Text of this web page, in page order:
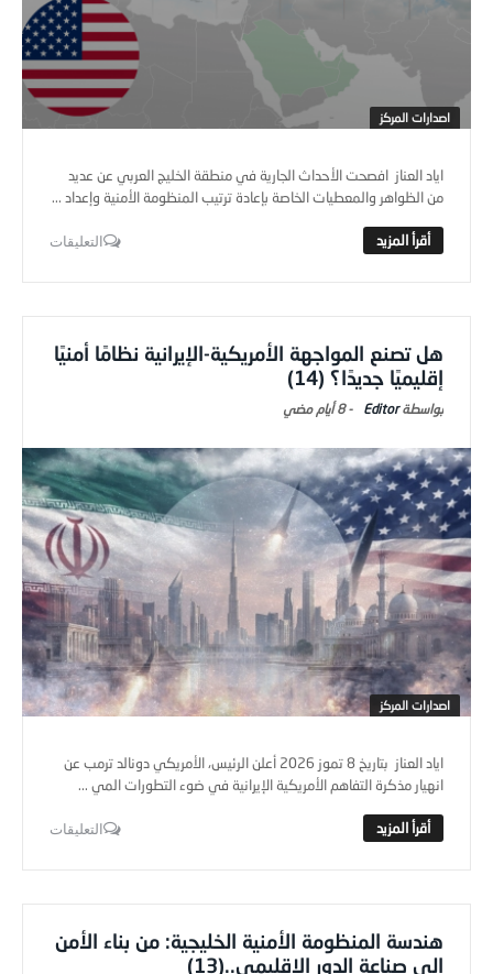
اصدارات المركز
اياد العناز افصحت الأحداث الجارية في منطقة الخليج العربي عن عديد
من الظواهر والمعطيات الخاصة بإعادة ترتيب المنظومة الأمنية وإعداد ...
التعليقات
هل تصنع المواجهة الأمريكية-الإيرانية نظامًا أمنيًا
إقليميًا جديدًا؟ (14)
Editor
-8 أيام ‎مضي
اصدارات المركز
اياد العناز بتاريخ 8 تموز 2026 أعلن الرئيس، الأمريكي دونالد ترمب عن
انهيار مذكرة التفاهم الأمريكية الإيرانية في ضوء التطورات المي ...
التعليقات
هندسة المنظومة الأمنية الخليجية: من بناء الأمن
إلى صناعة الدور الإقليمي..(13)